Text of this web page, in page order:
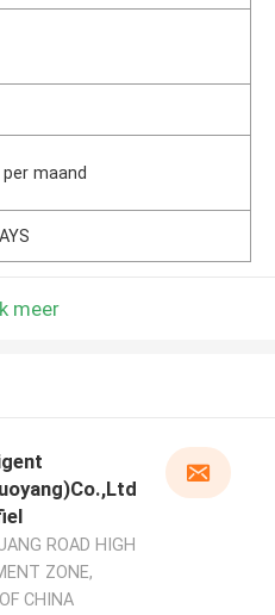
per maand
meer
ROAD HIGH
ZONE,
CHINA